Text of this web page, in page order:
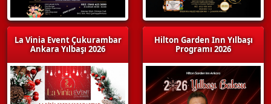
La Vinia Event Çukurambar
Ankara Yılbaşı 2026
Hilton Garden Inn Yılbaşı
Programı 2026